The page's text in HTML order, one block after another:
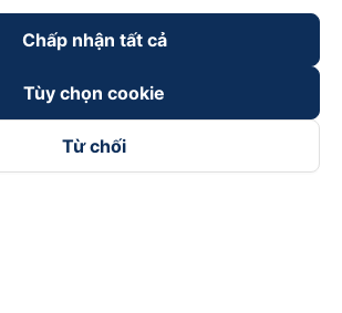
Chấp nhận tất cả
Tùy chọn cookie
Từ chối